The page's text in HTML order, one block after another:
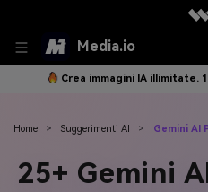
Media.io
Crea immagini IA illimitate.
Home > Suggerimenti AI > Gemini AI
25+ Gemini